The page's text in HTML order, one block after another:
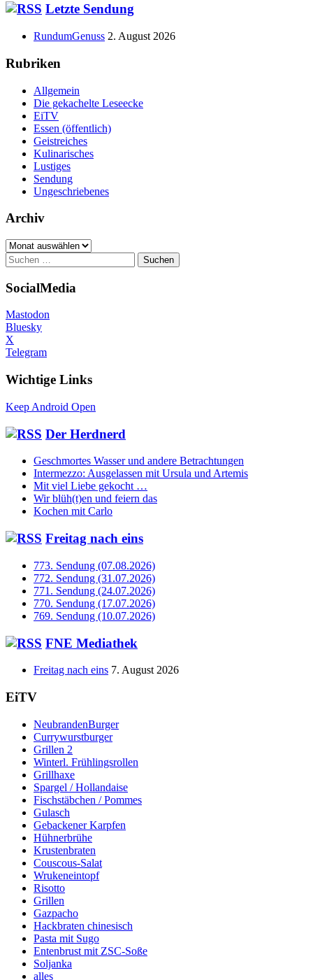
Haupt-
Seitenleiste
Letzte Sendung
RundumGenuss 2. August 2026
Rubriken
Allgemein
Die gekachelte Leseecke
EiTV
Essen (öffentlich)
Geistreiches
Kulinarisches
Lustiges
Sendung
Ungeschriebenes
Archiv
Archiv
Suchen
nach:
SocialMedia
Mastodon
Bluesky
X
Telegram
Wichtige Links
Keep Android Open
Der Herdnerd
Geschmortes Wasser und andere Betrachtungen
Intermezzo: Ausgelassen mit Ursula und Artemis
Mit viel Liebe gekocht …
Wir blüh(t)en und feiern das
Kochen mit Carlo
Freitag nach eins
773. Sendung (07.08.2026)
772. Sendung (31.07.2026)
771. Sendung (24.07.2026)
770. Sendung (17.07.2026)
769. Sendung (10.07.2026)
FNE Mediathek
Freitag nach eins 7. August 2026
EiTV
NeubrandenBurger
Currywurstburger
Grillen 2
Winterl. Frühlingsrollen
Grillhaxe
Spargel / Hollandaise
Fischstäbchen / Pommes
Gulasch
Gebackener Karpfen
Hühnerbrühe
Krustenbraten
Couscous-Salat
Wrukeneintopf
Risotto
Grillen
Gazpacho
Hackbraten chinesisch
Pasta mit Sugo
Entenbrust mit ZSC-Soße
Soljanka
alles